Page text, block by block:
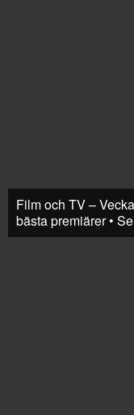
Film och TV –
bästa premiärer •